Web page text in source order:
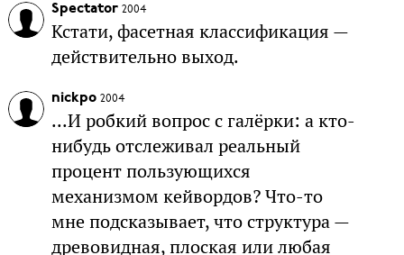
Spectator 2004
Кстати, фасетная классификация —
действительно выход.
nickpo 2004
...И робкий вопрос с галёрки: а кто-
нибудь отслеживал реальный
процент пользующихся
механизмом кейвордов? Что-то
мне подсказывает, что структура —
древовидная, плоская или любая